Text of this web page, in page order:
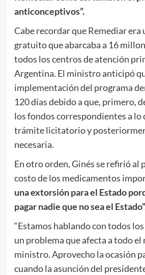
anticonceptivos”.
Cabe recordar que Remediar era
gratuito que abarcaba a 16
todos los centros de atención
Argentina. El ministro anticipó
implementación del programa
120 días debido a que, primero,
los fondos correspondientes a lo
trámite licitatorio y
necesaria.
En otro orden, Ginés se refirió al
costo de los medicamentos
una extorsión para el Estado
pagar nadie que no sea el
“Estamos hablando con todos los
un problema que afecta a todo el
ministro. Aprovecho la ocasión
cuando la asunción del